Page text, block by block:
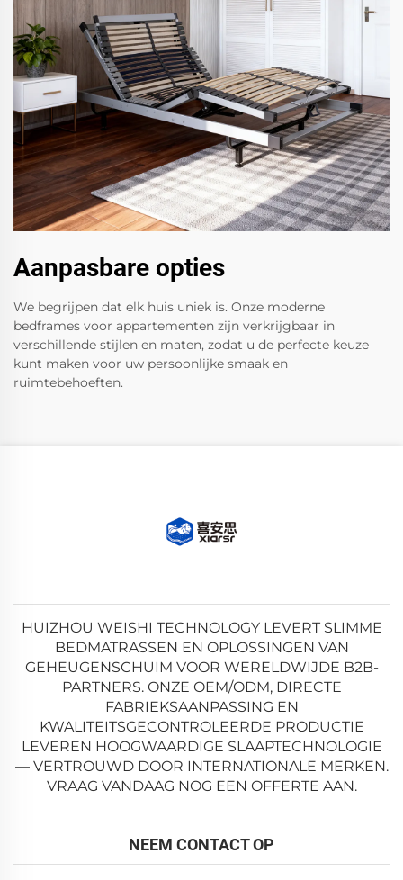
Aanpasbare opties
We begrijpen dat elk huis uniek is. Onze moderne
bedframes voor appartementen zijn verkrijgbaar in
verschillende stijlen en maten, zodat u de perfecte keuze
kunt maken voor uw persoonlijke smaak en
ruimtebehoeften.
HUIZHOU WEISHI TECHNOLOGY LEVERT SLIMME
BEDMATRASSEN EN OPLOSSINGEN VAN
GEHEUGENSCHUIM VOOR WERELDWIJDE B2B-
PARTNERS. ONZE OEM/ODM, DIRECTE
FABRIEKSAANPASSING EN
KWALITEITSGECONTROLEERDE PRODUCTIE
LEVEREN HOOGWAARDIGE SLAAPTECHNOLOGIE
— VERTROUWD DOOR INTERNATIONALE MERKEN.
VRAAG VANDAAG NOG EEN OFFERTE AAN.
NEEM CONTACT OP